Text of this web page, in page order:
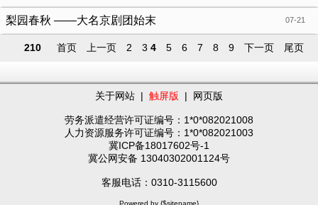
07-21
梨园春秋 ——大名京剧团始末
210 首页 上一页 2 3 4 5 6 7 8 9 下一页 尾页
关于网站 | 触屏版 | 网页版
劳务派遣经营许可证编号：1*0*082021008
人力资源服务许可证编号：1*0*082021003
冀ICP备18017602号-1
冀公网安备 13040302001124号
客服电话：0310-3115600
Powered by {$sitename}